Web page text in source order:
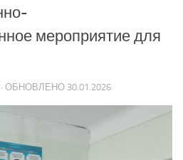
мероприятие для
· ОБНОВЛЕНО 30.01.2026